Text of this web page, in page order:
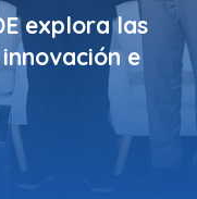
explora las
e